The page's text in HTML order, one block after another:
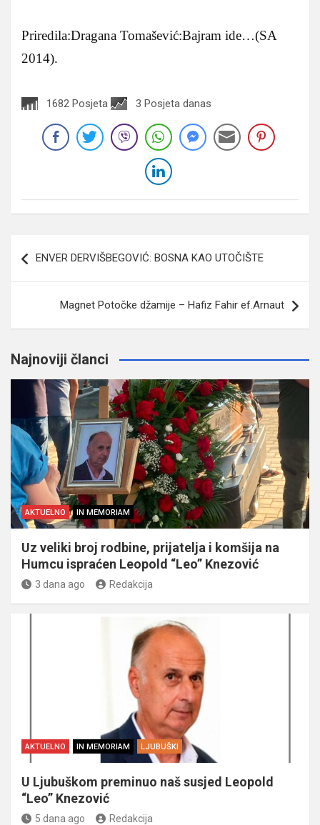
Priredila:Dragana Tomašević:Bajram ide…(SA
2014).
1682 Posjeta 3 Posjeta danas
članaka
ENVER DERVIŠBEGOVIĆ: BOSNA KAO UTOČIŠTE
Magnet Potočke džamije – Hafiz Fahir ef.Arnaut
Najnoviji članci
AKTUELNO IN MEMORIAM
Uz veliki broj rodbine, prijatelja i komšija na
Humcu ispraćen Leopold “Leo” Knezović
3 dana ago Redakcija
AKTUELNO IN MEMORIAM LJUBUŠKI
U Ljubuškom preminuo naš susjed Leopold
“Leo” Knezović
5 dana ago Redakcija